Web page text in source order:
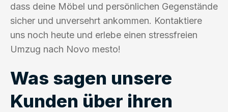
dass deine Möbel und persönlichen Gegenstände
sicher und unversehrt ankommen. Kontaktiere
uns noch heute und erlebe einen stressfreien
Umzug nach Novo mesto!
Was sagen unsere
Kunden über ihren